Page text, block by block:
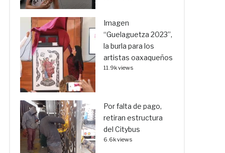
Imagen
“Guelaguetza 2023”,
la burla para los
artistas oaxaqueños
11.9k views
Por falta de pago,
retiran estructura
del Citybus
6.6k views